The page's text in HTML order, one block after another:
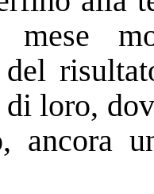
del
loro,
ancora